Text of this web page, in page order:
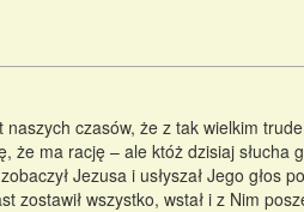
naszych czasów, że z tak wielkim
że ma rację – ale któż dzisiaj
Jezusa i usłyszał Jego
zostawił wszystko, wstał i z Nim